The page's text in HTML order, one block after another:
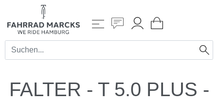
FALTER - T 5.0 PLUS -